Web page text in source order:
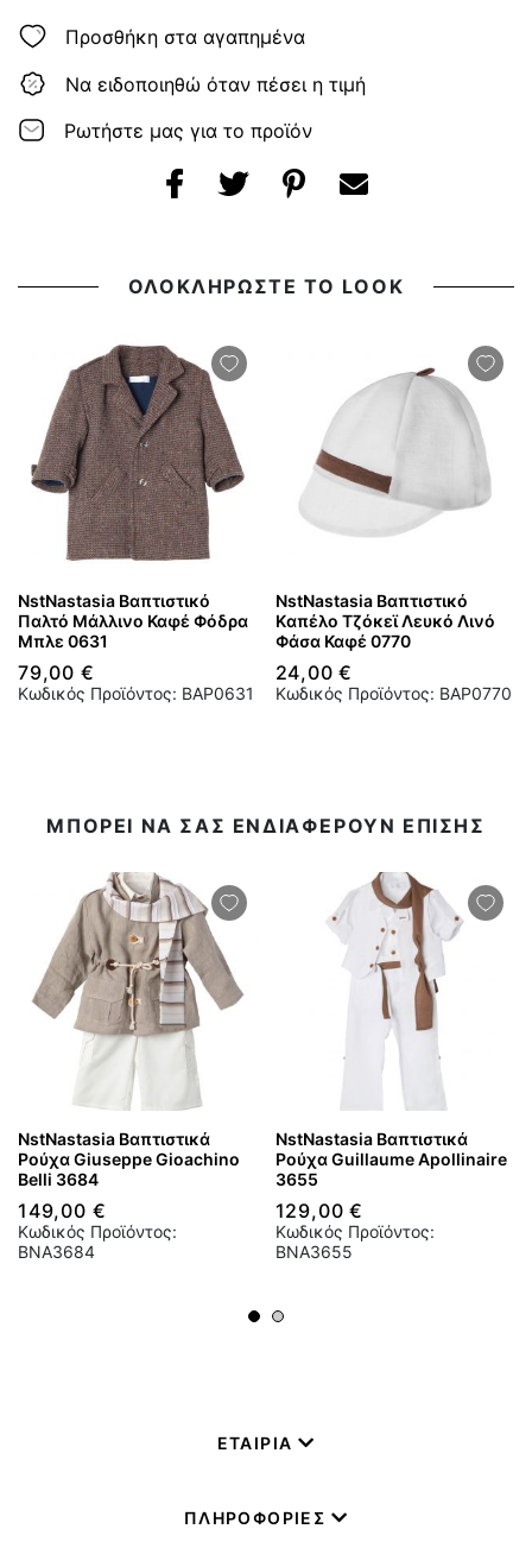
Προσθήκη στα αγαπημένα
Να ειδοποιηθώ όταν πέσει η τιμή
Ρωτήστε μας για το προϊόν
ΟΛΟΚΛΗΡΩΣΤΕ ΤΟ LOOK
NstNastasia Βαπτιστικό
Παλτό Μάλλινο Καφέ Φόδρα
Μπλε 0631
79,00 €
Κωδικός Προϊόντος: BAP0631
NstNastasia Βαπτιστικό
Kαπέλο Τζόκεϊ Λευκό Λινό
Φάσα Καφέ 0770
24,00 €
Κωδικός Προϊόντος: BAP0770
ΜΠΟΡΕΙ ΝΑ ΣΑΣ ΕΝΔΙΑΦΕΡΟΥΝ ΕΠΙΣΗΣ
NstNastasia Βαπτιστικά
Ρούχα Giuseppe Gioachino
Belli 3684
149,00 €
Κωδικός Προϊόντος:
BNA3684
NstNastasia Βαπτιστικά
Ρούχα Guillaume Apollinaire
3655
129,00 €
Κωδικός Προϊόντος:
BNA3655
ΕΤΑΙΡΙΑ
ΠΛΗΡΟΦΟΡΙΕΣ